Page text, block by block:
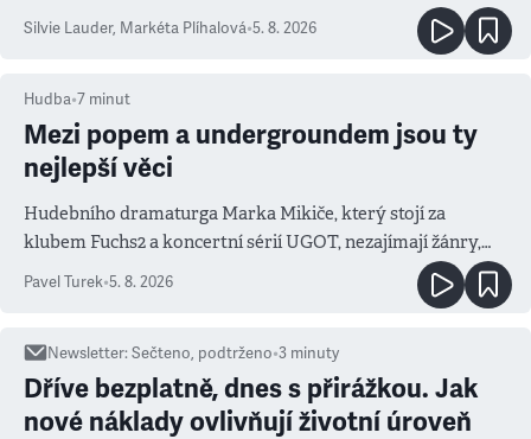
Silvie Lauder, Markéta Plíhalová•5. 8. 2026
Hudba•7 minut
Mezi popem a undergroundem jsou ty
nejlepší věci
Hudebního dramaturga Marka Mikiče, který stojí za
klubem Fuchs2 a koncertní sérií UGOT, nezajímají žánry,
ale atmosféra
Pavel Turek•5. 8. 2026
Newsletter:Sečteno, podtrženo•3 minuty
Dříve bezplatně, dnes s přirážkou. Jak
nové náklady ovlivňují životní úroveň